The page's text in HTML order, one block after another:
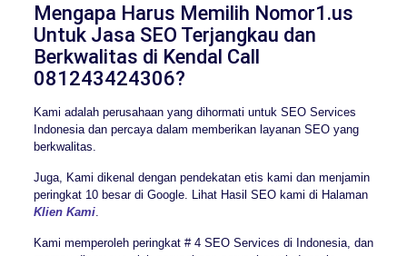
Mengapa Harus Memilih Nomor1.us
Untuk Jasa SEO Terjangkau dan
Berkwalitas di Kendal Call
081243424306?
Kami adalah perusahaan yang dihormati untuk SEO Services
Indonesia dan percaya dalam memberikan layanan SEO yang
berkwalitas.
Juga, Kami dikenal dengan pendekatan etis kami dan menjamin
peringkat 10 besar di Google. Lihat Hasil SEO kami di Halaman
Klien Kami.
Kami memperoleh peringkat # 4 SEO Services di Indonesia, dan